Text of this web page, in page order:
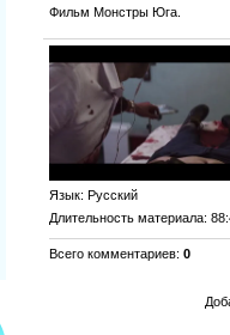
Фильм Монстры Юга.
Язык: Русский
Длительность материала:
Всего комментариев: 0